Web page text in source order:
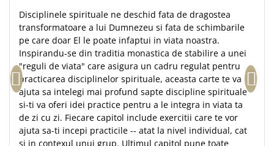
Devotional
Lupta Spirituala
Schimbarea caracterului
Slujire
Suferinta
Viata din belsug
Viata de zi cu zi
Disciplinele spirituale ne deschid fata de dragostea
transformatoare a lui Dumnezeu si fata de schimbarile
pe care doar El le poate infaptui in viata noastra.
Inspirandu-se din traditia monastica de stabilire a unei
"reguli de viata" care asigura un cadru regulat pentru
practicarea disciplinelor spirituale, aceasta carte te va
ajuta sa intelegi mai profund sapte discipline spirituale
si-ti va oferi idei practice pentru a le integra in viata ta
de zi cu zi. Fiecare capitol include exercitii care te vor
ajuta sa-ti incepi practicile -- atat la nivel individual, cat
si in contexul unui grup. Ultimul capitol pune toate